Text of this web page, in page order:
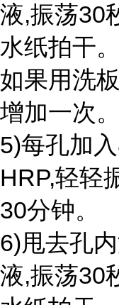
液,振荡30
水纸拍干
如果用洗
增加一次。
5)每孔加
HRP,轻轻
30分钟。
6)甩去孔
液,振荡30